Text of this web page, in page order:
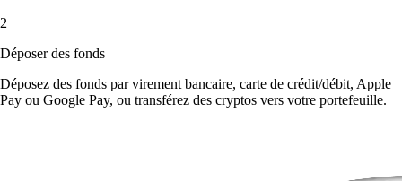
2
Déposer des fonds
Déposez des fonds par virement bancaire, carte de crédit/débit, Apple
Pay ou Google Pay, ou transférez des cryptos vers votre portefeuille.